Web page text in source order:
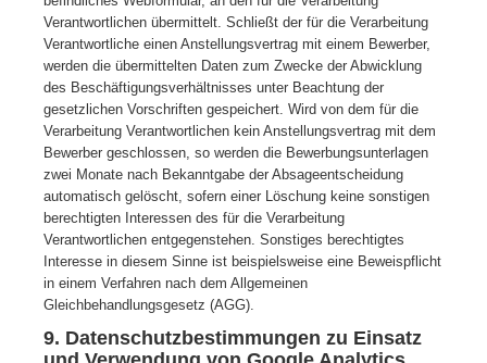
Verantwortlichen übermittelt. Schließt der für die Verarbeitung
Verantwortliche einen Anstellungsvertrag mit einem Bewerber,
werden die übermittelten Daten zum Zwecke der Abwicklung
des Beschäftigungsverhältnisses unter Beachtung der
gesetzlichen Vorschriften gespeichert. Wird von dem für die
Verarbeitung Verantwortlichen kein Anstellungsvertrag mit dem
Bewerber geschlossen, so werden die Bewerbungsunterlagen
zwei Monate nach Bekanntgabe der Absageentscheidung
automatisch gelöscht, sofern einer Löschung keine sonstigen
berechtigten Interessen des für die Verarbeitung
Verantwortlichen entgegenstehen. Sonstiges berechtigtes
Interesse in diesem Sinne ist beispielsweise eine Beweispflicht
in einem Verfahren nach dem Allgemeinen
Gleichbehandlungsgesetz (AGG).
9. Datenschutzbestimmungen zu Einsatz